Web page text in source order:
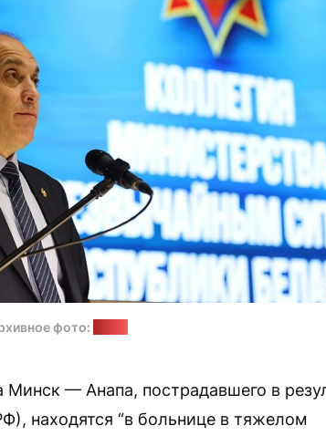
фото:
Минск — Анапа, пострадавшего в
находятся “в больнице в тяжелом